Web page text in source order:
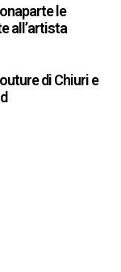
le
all’artista
di Chiuri e